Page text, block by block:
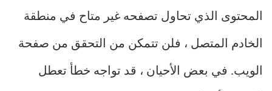
المحتوى الذي تحاول تصفحه غير متاح في منطقة
الخادم المتصل ، فلن تتمكن من التحقق من صفحة
الويب. في بعض الأحيان ، قد تواجه خطأ تعطل